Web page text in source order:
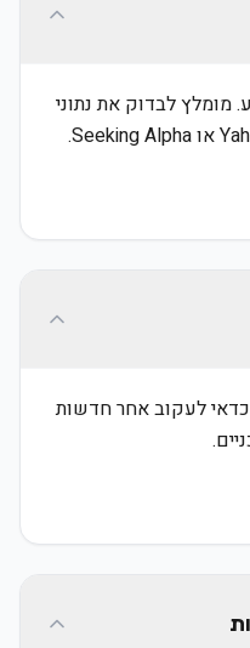
מומלץ לבדוק את נתוני
כדאי לעקוב אחר חדשות